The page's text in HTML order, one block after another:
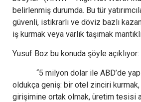
belirlenmiş durumda. Bu tür
güvenli, istikrarlı ve döviz bazlı
iş kurmak veya varlık taşımak
Yusuf Boz bu konuda şöyle açıklıyor:
“5 milyon dolar ile ABD’de
oldukça geniş: bir otel zinciri
girişimine ortak olmak, üretim tesisi